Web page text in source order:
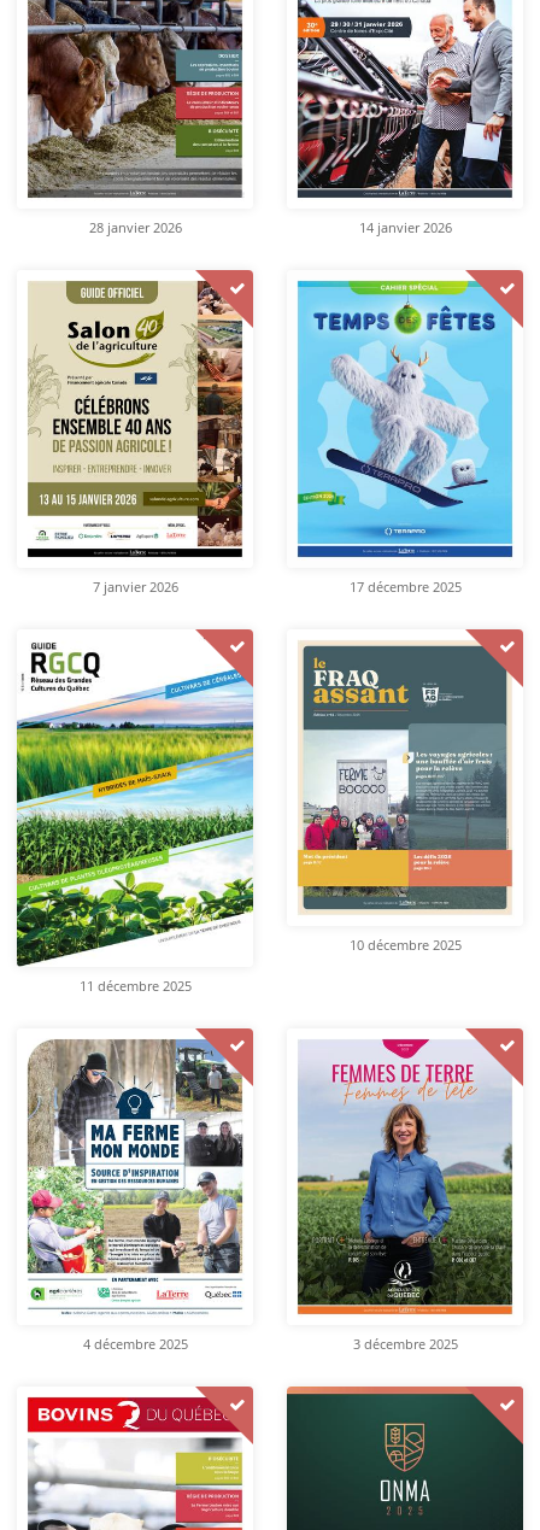
28 janvier 2026 14 janvier 2026
7 janvier 2026 17 décembre 2025
11 décembre 2025
10 décembre 2025
4 décembre 2025 3 décembre 2025